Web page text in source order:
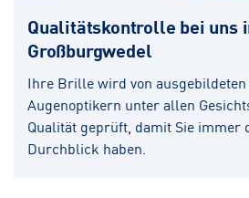
Qualitätskontrolle bei uns
Großburgwedel
Ihre Brille wird von ausgebildeten
Augenoptikern unter allen
Qualität geprüft, damit Sie immer
Durchblick haben.